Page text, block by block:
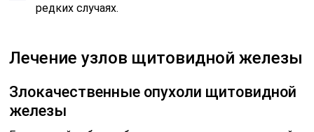
редких случаях.
Лечение узлов щитовидной железы
Злокачественные опухоли щитовидной
железы